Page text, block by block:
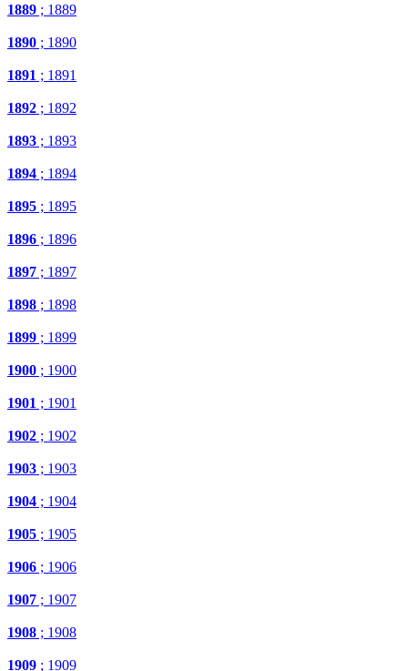
1889 ; 1889
1890 ; 1890
1891 ; 1891
1892 ; 1892
1893 ; 1893
1894 ; 1894
1895 ; 1895
1896 ; 1896
1897 ; 1897
1898 ; 1898
1899 ; 1899
1900 ; 1900
1901 ; 1901
1902 ; 1902
1903 ; 1903
1904 ; 1904
1905 ; 1905
1906 ; 1906
1907 ; 1907
1908 ; 1908
1909 ; 1909